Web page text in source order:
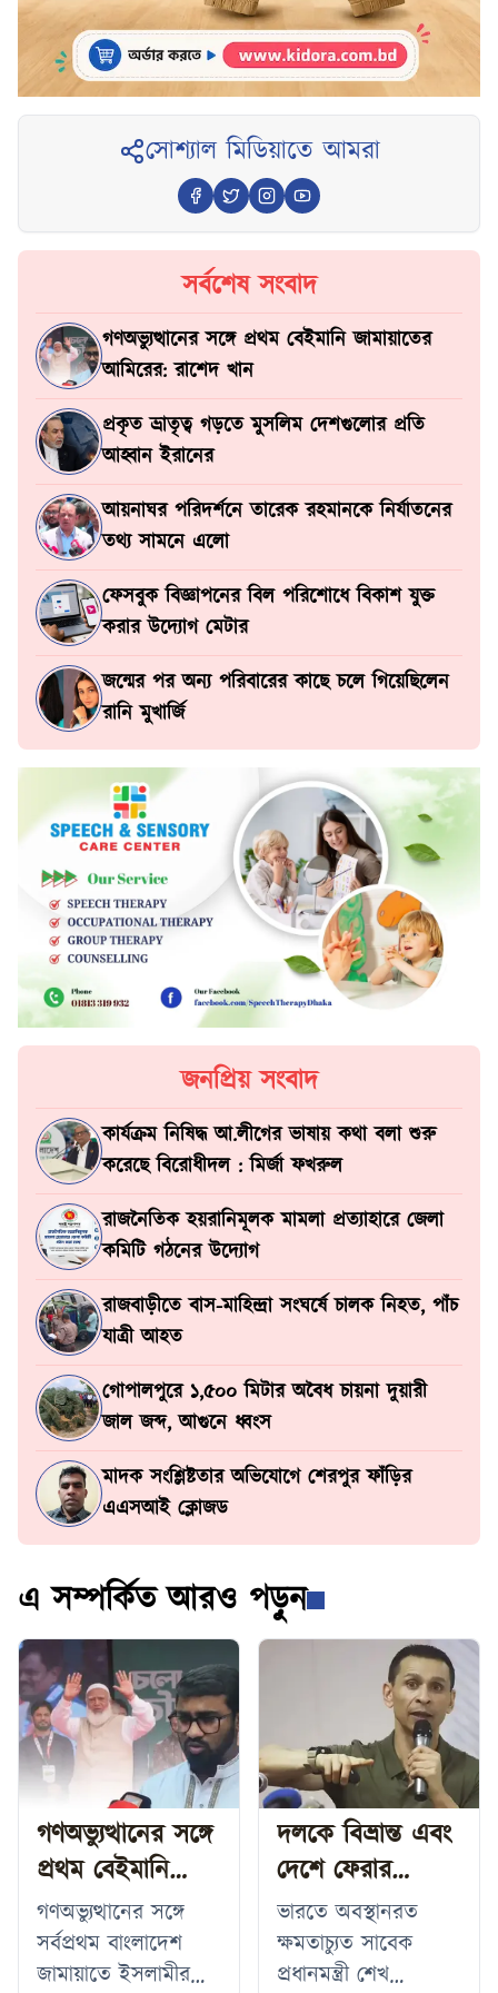
সোশ্যাল মিডিয়াতে আমরা
সর্বশেষ সংবাদ
গণঅভ্যুত্থানের সঙ্গে প্রথম বেইমানি জামায়াতের
আমিরের: রাশেদ খান
প্রকৃত ভ্রাতৃত্ব গড়তে মুসলিম দেশগুলোর প্রতি
আহ্বান ইরানের
আয়নাঘর পরিদর্শনে তারেক রহমানকে নির্যাতনের
তথ্য সামনে এলো
ফেসবুক বিজ্ঞাপনের বিল পরিশোধে বিকাশ যুক্ত
করার উদ্যোগ মেটার
জন্মের পর অন্য পরিবারের কাছে চলে গিয়েছিলেন
রানি মুখার্জি
জনপ্রিয় সংবাদ
কার্যক্রম নিষিদ্ধ আ.লীগের ভাষায় কথা বলা শুরু
করেছে বিরোধীদল : মির্জা ফখরুল
রাজনৈতিক হয়রানিমূলক মামলা প্রত্যাহারে জেলা
কমিটি গঠনের উদ্যোগ
রাজবাড়ীতে বাস-মাহিন্দ্রা সংঘর্ষে চালক নিহত, পাঁচ
যাত্রী আহত
গোপালপুরে ১,৫০০ মিটার অবৈধ চায়না দুয়ারী
জাল জব্দ, আগুনে ধ্বংস
মাদক সংশ্লিষ্টতার অভিযোগে শেরপুর ফাঁড়ির
এএসআই ক্লোজড
এ সম্পর্কিত আরও পড়ুন
গণঅভ্যুত্থানের সঙ্গে
প্রথম বেইমানি
জামায়াতের
আমিরের: রাশেদ
খান
গণঅভ্যুত্থানের সঙ্গে
সর্বপ্রথম বাংলাদেশ
জামায়াতে ইসলামীর
দলকে বিভ্রান্ত এবং
দেশে ফেরার
অবাস্তব স্বপ্ন
দেখানো হচ্ছে:
সোহেল তাজ
ভারতে অবস্থানরত
ক্ষমতাচ্যুত সাবেক
প্রধানমন্ত্রী শেখ